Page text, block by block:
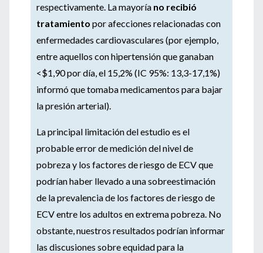
respectivamente. La mayoría no recibió
tratamiento por afecciones relacionadas con
enfermedades cardiovasculares (por ejemplo,
entre aquellos con hipertensión que ganaban
<$1,90 por día, el 15,2% (IC 95%: 13,3-17,1%)
informó que tomaba medicamentos para bajar
la presión arterial).
La principal limitación del estudio es el
probable error de medición del nivel de
pobreza y los factores de riesgo de ECV que
podrían haber llevado a una sobreestimación
de la prevalencia de los factores de riesgo de
ECV entre los adultos en extrema pobreza. No
obstante, nuestros resultados podrían informar
las discusiones sobre equidad para la